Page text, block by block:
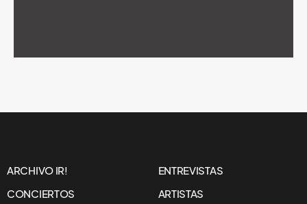
ARCHIVO IR!
ENTREVISTAS
CONCIERTOS
ARTISTAS